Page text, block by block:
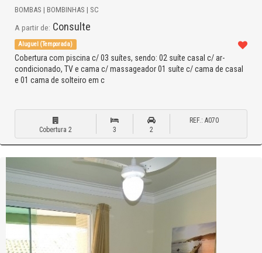
BOMBAS | BOMBINHAS | SC
A partir de: Consulte
Aluguel (Temporada)
Cobertura com piscina c/ 03 suítes, sendo: 02 suíte casal c/ ar-
condicionado, TV e cama c/ massageador 01 suíte c/ cama de casal
e 01 cama de solteiro em c
Cobertura 2 3 2
REF.: A070